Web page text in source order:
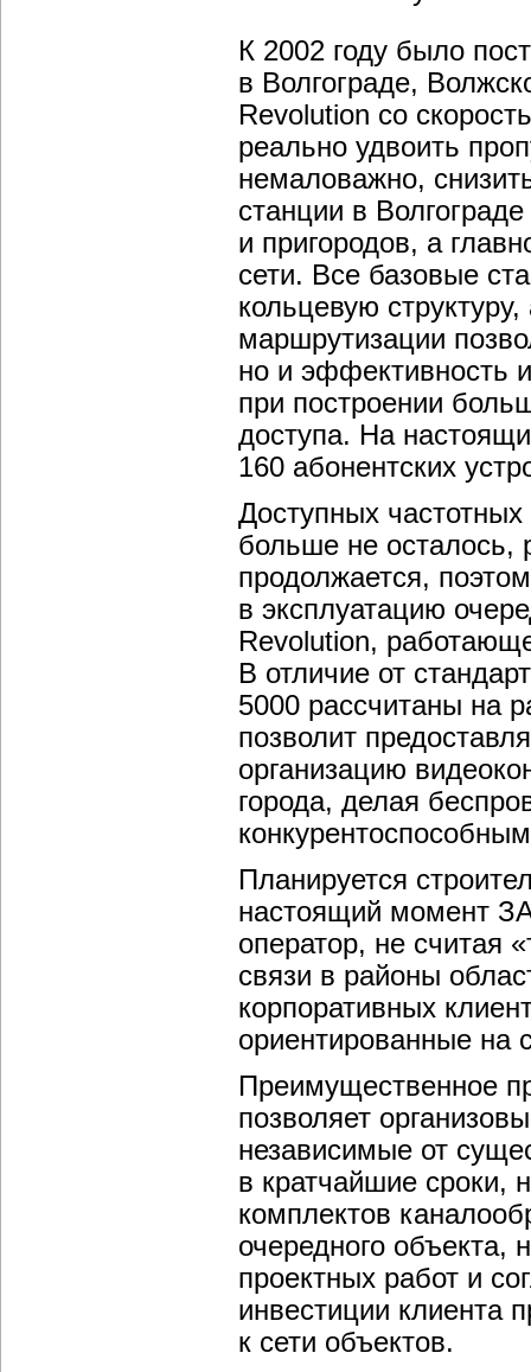
К 2002 году было
в Волгограде,
Revolution со
реально удвоить
немаловажно,
станции в
и пригородов, а
сети. Все базовые
кольцевую
маршрутизации
но и эффективность
при построении
доступа. На
160 абонентских
Доступных
больше не осталось,
продолжается,
в эксплуатацию
Revolution,
В отличие от
5000 рассчитаны на
позволит
организацию
города, делая
Планируется
настоящий момент
оператор, не считая
связи в районы
корпоративных
ориентированные на
Преимущественное
позволяет
независимые от
в кратчайшие сроки,
комплектов
очередного объекта,
проектных работ и
инвестиции клиента
к сети объектов.